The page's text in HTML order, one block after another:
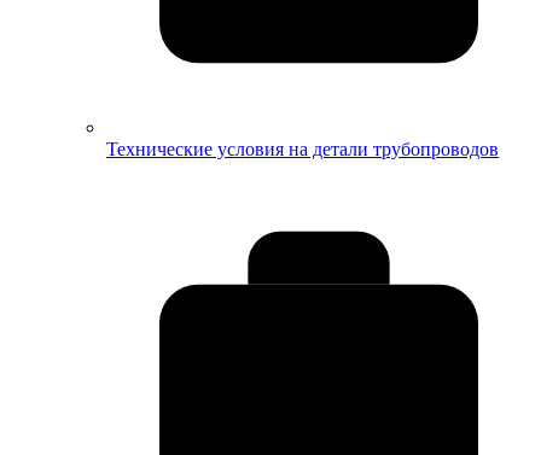
Технические условия на детали трубопроводов